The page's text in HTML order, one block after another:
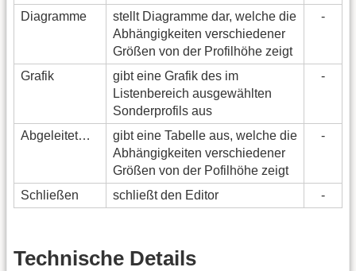
Diagramme
stellt Diagramme dar, welche die
Abhängigkeiten verschiedener
Größen von der Profilhöhe zeigt
-
Grafik
gibt eine Grafik des im
Listenbereich ausgewählten
Sonderprofils aus
-
Abgeleitet…
gibt eine Tabelle aus, welche die
Abhängigkeiten verschiedener
Größen von der Pofilhöhe zeigt
-
Schließen schließt den Editor -
Technische Details